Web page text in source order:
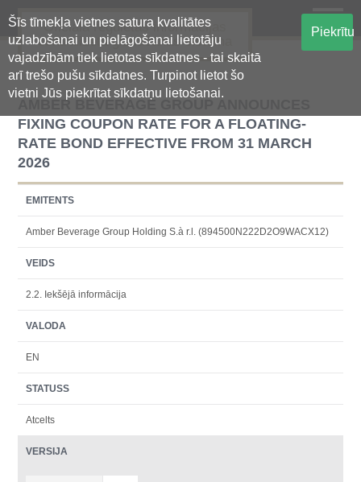
Šīs tīmekļa vietnes satura kvalitātes
uzlabošanai un pielāgošanai lietotāju
vajadzībām tiek lietotas sīkdatnes - tai skaitā
arī trešo pušu sīkdatnes. Turpinot lietot šo
vietni Jūs piekrītat sīkdatņu lietošanai.
Piekrītu
Oficiālā regulētās informācijas
centralizētā glabāšanas sistēma
AMBER BEVERAGE GROUP ANNOUNCES
FIXING COUPON RATE FOR A FLOATING-
RATE BOND EFFECTIVE FROM 31 MARCH
2026
EMITENTS
Amber Beverage Group Holding S.à r.l. (894500N222D2O9WACX12)
VEIDS
2.2. Iekšējā informācija
VALODA
EN
STATUSS
Atcelts
VERSIJA